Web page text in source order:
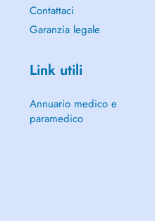
Contattaci
Garanzia legale
Link utili
Annuario medico e
paramedico